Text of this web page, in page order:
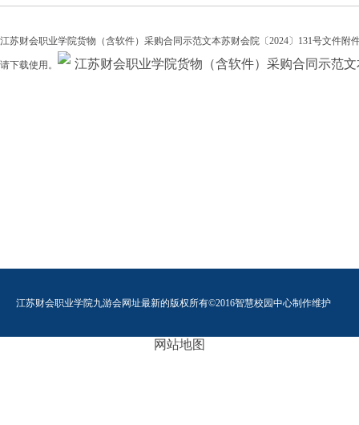
江苏财会职业学院货物（含软件）采购合同示范文本苏财会院〔2024〕131号文件附
请下载使用。 江苏财会职业学院货物（含软件）采购合同示范
江苏财会职业学院九游会网址最新的版权所有©2016智慧校园中心制作维护
网站地图